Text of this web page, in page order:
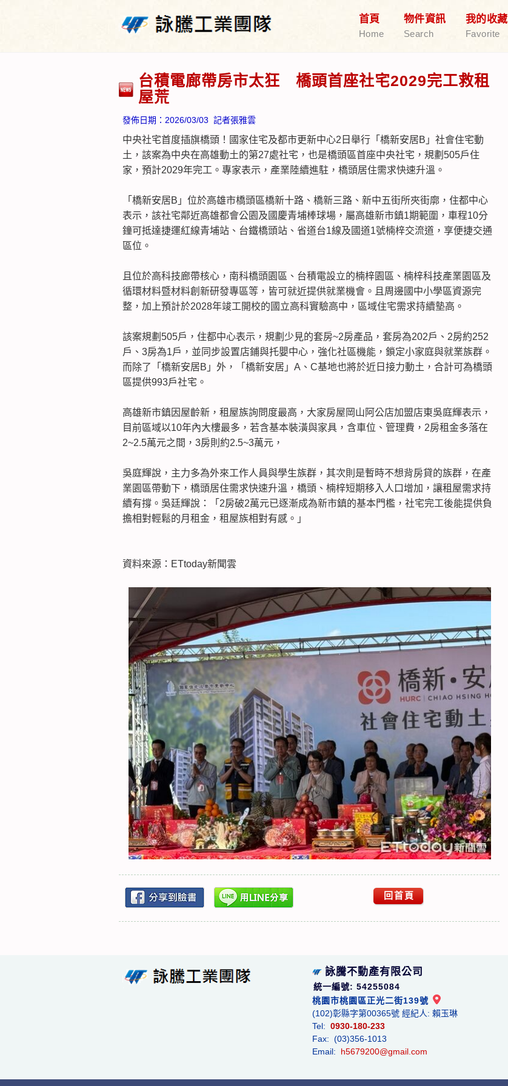
首頁
Home
物件資訊
Search
我的收藏
Favorite
台積電廊帶房市太狂 橋頭首座社宅2029完工救租
屋荒
發佈日期： 2026/03/03 記者張雅雲
中央社宅首度插旗橋頭！國家住宅及都市更新中心2日舉行「橋新安居B」社會住宅動
土，該案為中央在高雄動土的第27處社宅，也是橋頭區首座中央社宅，規劃505戶住
家，預計2029年完工。專家表示，產業陸續進駐，橋頭居住需求快速升溫。
「橋新安居B」位於高雄市橋頭區橋新十路、橋新三路、新中五街所夾街廓，住都中心
表示，該社宅鄰近高雄都會公園及國慶青埔棒球場，屬高雄新市鎮1期範圍，車程10分
鐘可抵達捷運紅線青埔站、台鐵橋頭站、省道台1線及國道1號楠梓交流道，享便捷交通
區位。
且位於高科技廊帶核心，南科橋頭園區、台積電設立的楠梓園區、楠梓科技產業園區及
循環材料暨材料創新研發專區等，皆可就近提供就業機會。且周邊國中小學區資源完
整，加上預計於2028年竣工開校的國立高科實驗高中，區域住宅需求持續墊高。
該案規劃505戶，住都中心表示，規劃少見的套房~2房產品，套房為202戶、2房約252
戶、3房為1戶，並同步設置店鋪與托嬰中心，強化社區機能，鎖定小家庭與就業族群。
而除了「橋新安居B」外，「橋新安居」A、C基地也將於近日接力動土，合計可為橋頭
區提供993戶社宅。
高雄新市鎮因屋齡新，租屋族詢問度最高，大家房屋岡山阿公店加盟店東吳庭輝表示，
目前區域以10年內大樓最多，若含基本裝潢與家具，含車位、管理費，2房租金多落在
2~2.5萬元之間，3房則約2.5~3萬元，
吳庭輝說，主力多為外來工作人員與學生族群，其次則是暫時不想背房貸的族群，在產
業園區帶動下，橋頭居住需求快速升溫，橋頭、楠梓短期移入人口增加，讓租屋需求持
續有撐。吳廷輝說：「2房破2萬元已逐漸成為新市鎮的基本門檻，社宅完工後能提供負
擔相對輕鬆的月租金，租屋族相對有感。」
資料來源：ETtoday新聞雲
回首頁
詠騰不動產有限公司
統一編號: 54255084
桃園市桃園區正光二街139號
(102)彰縣字第00365號 經紀人: 賴玉琳
Tel: 0930-180-233
Fax: (03)356-1013
Email: h5679200@gmail.com